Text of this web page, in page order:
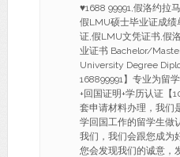
♥1688 99991,假洛约拉
假LMU硕士毕业证成
证,假LMU文凭证书,假
业证书 Bachelor/
University Degree
168899991】专业为留
+回国证明+学历认证【
套申请材料办理，我们
学回国工作的留学生做
我们，我们会跟您成为
您会发现我们的诚意，